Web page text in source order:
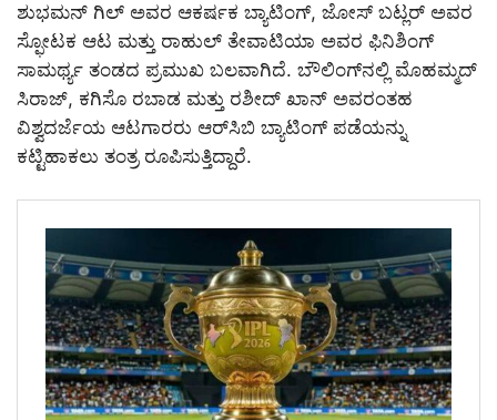
ಶುಭಮನ್ ಗಿಲ್ ಅವರ ಆಕರ್ಷಕ ಬ್ಯಾಟಿಂಗ್, ಜೋಸ್ ಬಟ್ಲರ್ ಅವರ
ಸ್ಫೋಟಕ ಆಟ ಮತ್ತು ರಾಹುಲ್ ತೇವಾಟಿಯಾ ಅವರ ಫಿನಿಶಿಂಗ್
ಸಾಮರ್ಥ್ಯ ತಂಡದ ಪ್ರಮುಖ ಬಲವಾಗಿದೆ. ಬೌಲಿಂಗ್‌ನಲ್ಲಿ ಮೊಹಮ್ಮದ್
ಸಿರಾಜ್, ಕಗಿಸೊ ರಬಾಡ ಮತ್ತು ರಶೀದ್ ಖಾನ್ ಅವರಂತಹ
ವಿಶ್ವದರ್ಜೆಯ ಆಟಗಾರರು ಆರ್‌ಸಿಬಿ ಬ್ಯಾಟಿಂಗ್ ಪಡೆಯನ್ನು
ಕಟ್ಟಿಹಾಕಲು ತಂತ್ರ ರೂಪಿಸುತ್ತಿದ್ದಾರೆ.